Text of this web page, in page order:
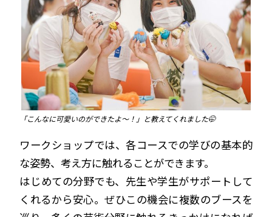
「こんなに可愛いのができたよ～！」と教えてくれました🤭
ワークショップでは、各コースでの学びの基本的
な姿勢、考え方に触れることができます。
はじめての分野でも、先生や学生がサポートして
くれるから安心。ぜひこの機会に複数のブースを